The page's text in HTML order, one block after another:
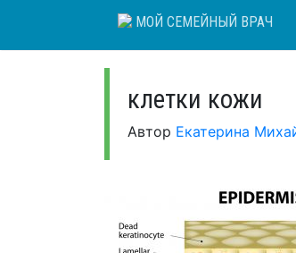
content
МОЙ СЕМЕЙНЫЙ ВРАЧ
клетки кожи
Автор Екатерина